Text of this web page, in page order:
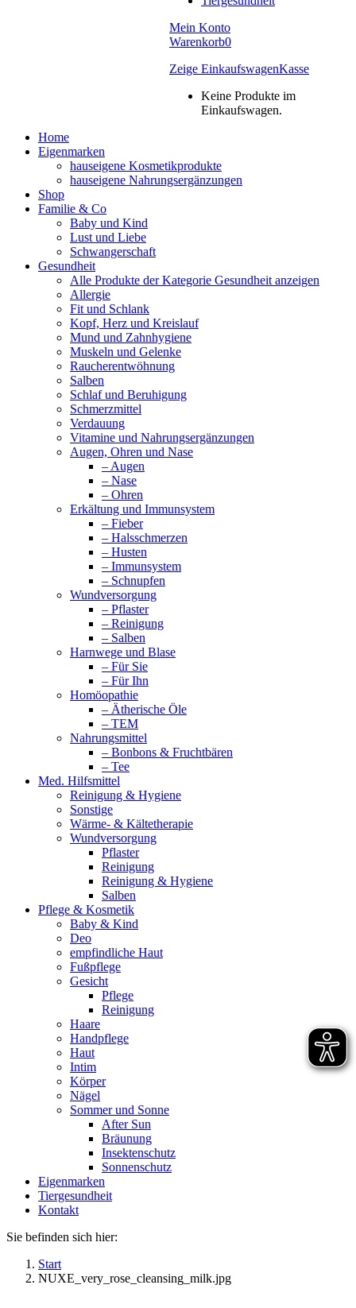
Mein Konto
Warenkorb0
Zeige EinkaufswagenKasse
Keine Produkte im
Einkaufswagen.
Home
Eigenmarken
hauseigene Kosmetikprodukte
hauseigene Nahrungsergänzungen
Shop
Familie & Co
Baby und Kind
Lust und Liebe
Schwangerschaft
Gesundheit
Alle Produkte der Kategorie Gesundheit anzeigen
Allergie
Fit und Schlank
Kopf, Herz und Kreislauf
Mund und Zahnhygiene
Muskeln und Gelenke
Raucherentwöhnung
Salben
Schlaf und Beruhigung
Schmerzmittel
Verdauung
Vitamine und Nahrungsergänzungen
Augen, Ohren und Nase
– Augen
– Nase
– Ohren
Erkältung und Immunsystem
– Fieber
– Halsschmerzen
– Husten
– Immunsystem
– Schnupfen
Wundversorgung
– Pflaster
– Reinigung
– Salben
Harnwege und Blase
– Für Sie
– Für Ihn
Homöopathie
– Ätherische Öle
– TEM
Nahrungsmittel
– Bonbons & Fruchtbären
– Tee
Med. Hilfsmittel
Reinigung & Hygiene
Sonstige
Wärme- & Kältetherapie
Wundversorgung
Pflaster
Reinigung
Reinigung & Hygiene
Salben
Pflege & Kosmetik
Baby & Kind
Deo
empfindliche Haut
Fußpflege
Gesicht
Pflege
Reinigung
Haare
Handpflege
Haut
Intim
Körper
Nägel
Sommer und Sonne
After Sun
Bräunung
Insektenschutz
Sonnenschutz
Eigenmarken
Tiergesundheit
Kontakt
Sie befinden sich hier:
Start
NUXE_very_rose_cleansing_milk.jpg